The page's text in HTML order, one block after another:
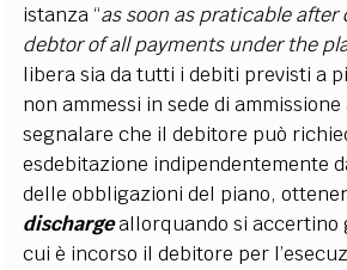
istanza “as soon as praticable
debtor of all payments under the
libera sia da tutti i debiti previsti a
non ammessi in sede di
segnalare che il debitore può
esdebitazione indipendentemente
delle obbligazioni del piano,
dischargeallorquando si accertino
cui è incorso il debitore per